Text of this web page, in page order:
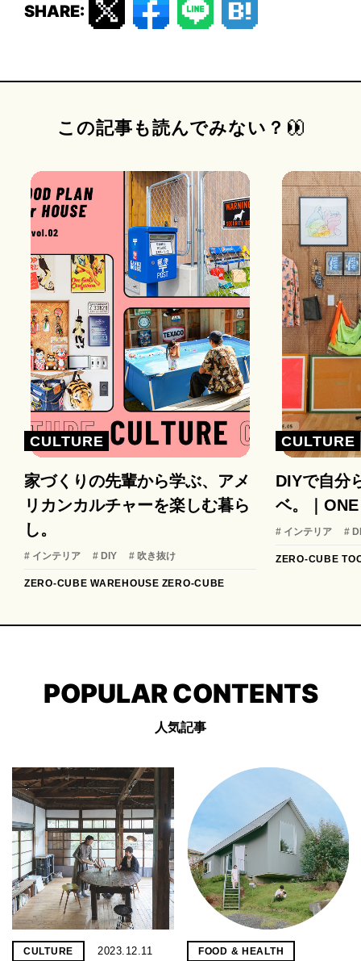
SHARE:
この記事も読んでみない？
CULTURE
家づくりの先輩から学ぶ、アメ
リカンカルチャーを楽しむ暮ら
し。
# インテリア # DIY # 吹き抜け
ZERO-CUBE WAREHOUSE ZERO-CUBE
CULTURE
DIYで自分
ベ。｜
# インテリア #
ZERO-CUBE
POPULAR CONTENTS
人気記事
CULTURE 2023.12.11 FOOD & HEALTH